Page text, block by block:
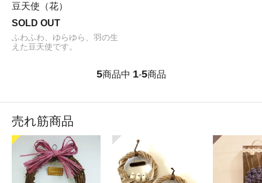
豆天使（花）
SOLD OUT
ふわふわ、ゆらゆら、羽の生
えた豆天使です。
5商品中 1-5商品
売れ筋商品